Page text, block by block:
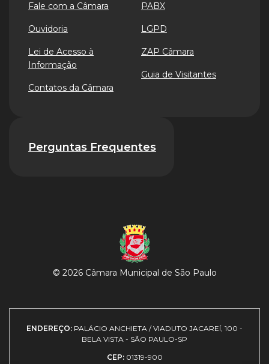
Fale com a Câmara
Ouvidoria
Lei de Acesso à
Informação
Contatos da Câmara
PABX
LGPD
ZAP Câmara
Guia de Visitantes
Perguntas Frequentes
© 2026 Câmara Municipal de São Paulo
ENDEREÇO: PALÁCIO ANCHIETA / VIADUTO JACAREÍ, 100 -
BELA VISTA - SÃO PAULO-SP
CEP: 01319-900